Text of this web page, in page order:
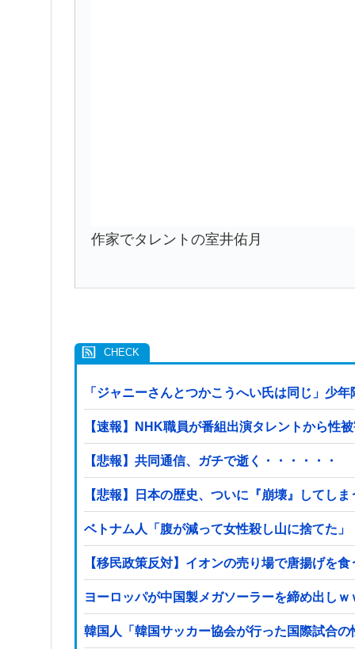
作家でタレントの室井佑月
「ジャニーさんとつかこうへい氏は同じ」少
【速報】NHK職員が番組出演タレントから性
【悲報】共同通信、ガチで逝く・・・・・・
【悲報】日本の歴史、ついに『崩壊』してし
ベトナム人「腹が減って女性殺し山に捨てた」
【移民政策反対】イオンの売り場で唐揚げを
ヨーロッパが中国製メガソーラーを締め出しｗ
韓国人「韓国サッカー協会が行った国際試合